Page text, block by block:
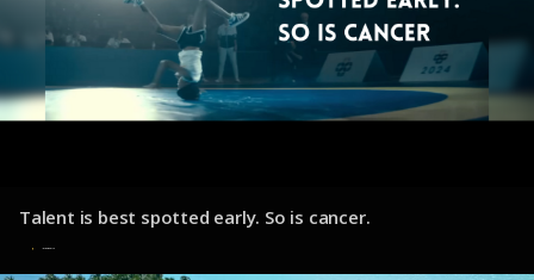
Talent is best spotted early. So is cancer.